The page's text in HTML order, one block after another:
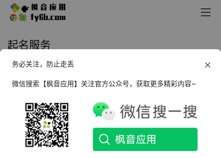
起名服务
Android 司命宝宝取名起名_v1.0 纯
净版
2023年3月15日
务必关注，防止走丢
微信搜索【枫音应用】关注官方公众号，获取更多精彩内容~